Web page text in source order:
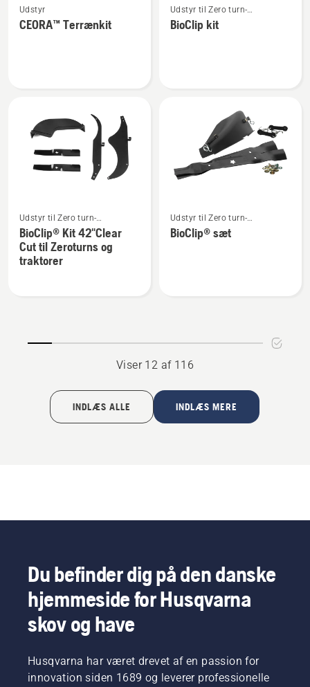
flere
detaljer
Udstyr
CEORA™ Terrænkit
flere
detaljer
Udstyr til Zero turn-
plæneklippere
BioClip kit
flere
detaljer
om
Udstyr til Zero turn-
plæneklippere
BioClip® Kit 42"Clear
Cut til Zeroturns og
traktorer
flere
detaljer
Udstyr til Zero turn-
plæneklippere
BioClip® sæt
Viser 12 af 116
INDLÆS ALLE INDLÆS MERE
Du befinder dig på den danske
hjemmeside for Husqvarna
skov og have
Husqvarna har været drevet af en passion for
innovation siden 1689 og leverer professionelle